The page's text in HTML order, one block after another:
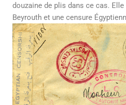
douzaine de plis dans ce cas.
Beyrouth et une censure